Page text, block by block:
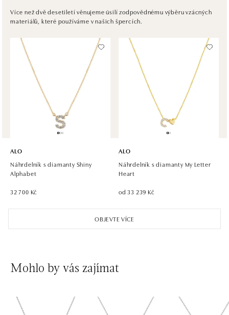
Ivanská cesta 16, 821 04 Bratislava
tel.: +421 917 090 372
Halada OC Aupark, Bratislava
Einsteinova 18, 851 01 Bratislava
tel.: +421 917 090 891
dnes otevřeno od 10:00
Více než dvě desetiletí věnujeme úsilí zodpovědnému výběru vzácných
materiálů, které používáme v našich špercích.
OBJEVTE VÍCE
ALO
Náhrdelník s diamanty Shiny
Alphabet
32 700 Kč
ALO
Náhrdelník s diamanty My Letter
Heart
od 33 239 Kč
Mohlo by vás zajímat